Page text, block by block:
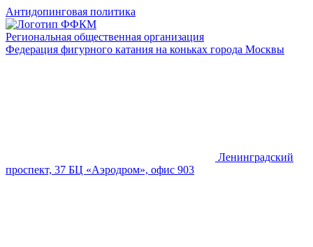
Антидопинговая политика
Региональная общественная организация
Федерация фигурного катания на коньках города Москвы
Ленинградский
проспект, 37 БЦ «Аэродром», офис 903